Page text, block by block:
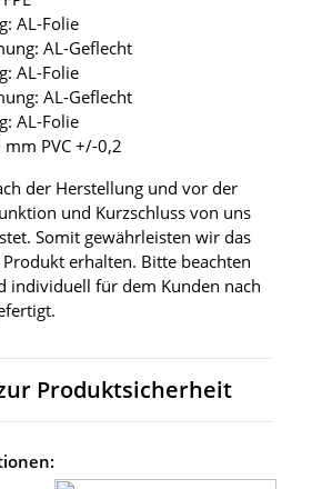
AL-Folie
AL-Geflecht
AL-Folie
AL-Geflecht
AL-Folie
PVC +/-0,2
der Herstellung und vor der
und Kurzschluss von uns
Somit gewährleisten wir das
erhalten. Bitte beachten
individuell für dem Kunden nach
Produktsicherheit